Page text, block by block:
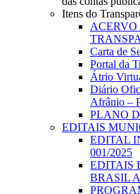
Itens do
ACERVO
Carta de
Portal da
Átrio
Diário
Afrânio –
PLANO
EDITAIS
EDITAL
001/2025
EDITAIS
BRASIL